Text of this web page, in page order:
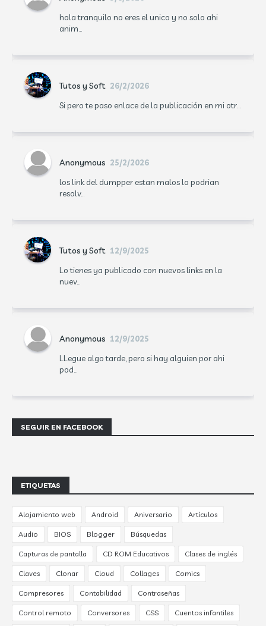
hola tranquilo no eres el unico y no solo ahi
anim...
Tutos y Soft 26/2/2026
Si pero te paso enlace de la publicación en mi otr...
Anonymous 25/2/2026
los link del dumpper estan malos lo podrian
resolv...
Tutos y Soft 12/9/2025
Lo tienes ya publicado con nuevos links en la
nuev...
Anonymous 12/9/2025
LLegue algo tarde, pero si hay alguien por ahi
pod...
SEGUIR EN FACEBOOK
ETIQUETAS
Alojamiento web Android Aniversario Artículos
Audio BIOS Blogger Búsquedas
Capturas de pantalla CD ROM Educativos Clases de inglés
Claves Clonar Cloud Collages Comics
Compresores Contabilidad Contraseñas
Control remoto Conversores CSS Cuentos infantiles